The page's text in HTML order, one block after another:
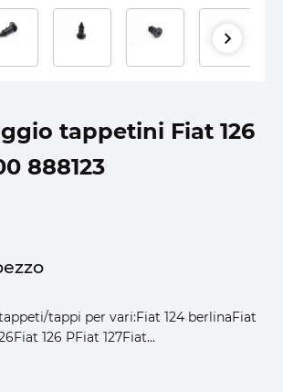
tappetini Fiat 126
888123
tappi per vari:Fiat 124 berlinaFiat
126 PFiat 127Fiat...